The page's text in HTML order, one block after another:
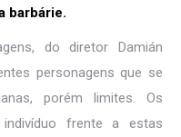
barbárie.
do diretor Damián
personagens que se
porém limites. Os
frente a estas